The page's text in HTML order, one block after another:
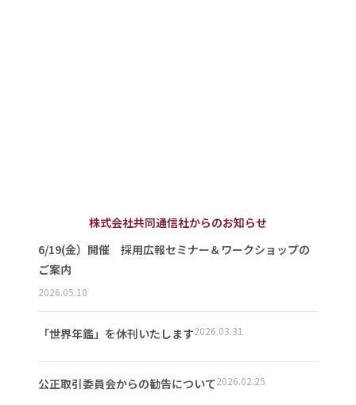
株式会社共同通信社からのお知らせ
6/19(金）開催 採用広報セミナー＆ワークショップの
ご案内
2026.05.10
「世界年鑑」を休刊いたします2026.03.31
公正取引委員会からの勧告について2026.02.25